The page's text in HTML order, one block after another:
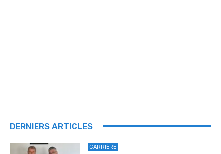
DERNIERS ARTICLES
CARRIÈRE